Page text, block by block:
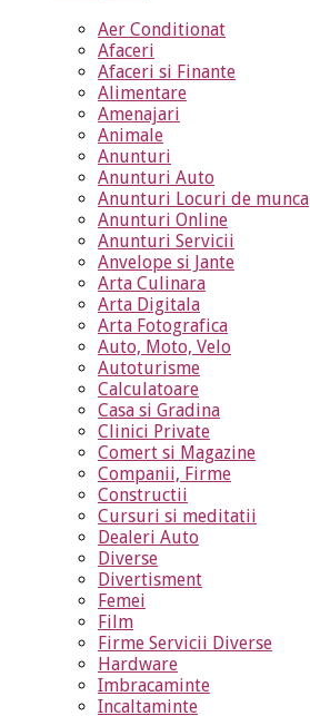
Aer Conditionat
Afaceri
Afaceri si Finante
Alimentare
Amenajari
Animale
Anunturi
Anunturi Auto
Anunturi Locuri de munca
Anunturi Online
Anunturi Servicii
Anvelope si Jante
Arta Culinara
Arta Digitala
Arta Fotografica
Auto, Moto, Velo
Autoturisme
Calculatoare
Casa si Gradina
Clinici Private
Comert si Magazine
Companii, Firme
Constructii
Cursuri si meditatii
Dealeri Auto
Diverse
Divertisment
Femei
Film
Firme Servicii Diverse
Hardware
Imbracaminte
Incaltaminte